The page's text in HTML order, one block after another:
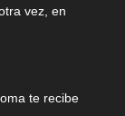
vez, en
te recibe